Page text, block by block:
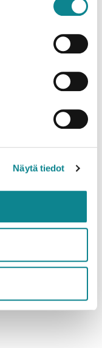
Näytä tiedot